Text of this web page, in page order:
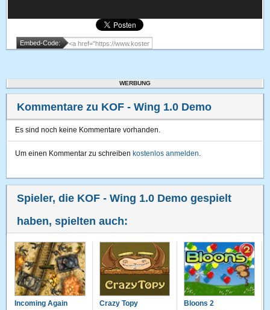
Embed-Code:
WERBUNG
Kommentare zu KOF - Wing 1.0 Demo
Es sind noch keine Kommentare vorhanden.
Um einen Kommentar zu schreiben kostenlos anmelden.
Spieler, die KOF - Wing 1.0 Demo gespielt
haben, spielten auch:
Incoming Again Crazy Topy Bloons 2